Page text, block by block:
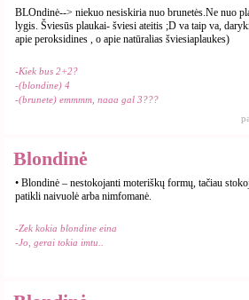
BLOndinė--> niekuo nesiskiria nuo brunetės.Ne nuo
lygis. Šviesūs plaukai- šviesi ateitis ;D va taip va,
apie peroksidines , o apie natūralias šviesiaplaukes)
-Kiek bus 2+2?
-(blondine) 4
-(brunete) emmmm, naaa gal 3???
Blondinė
• Blondinė – nestokojanti moteriškų formų, tačiau
patikli naivuolė arba nimfomanė.
-Zek kokia blondine eina
-Jo, gerai tokia imtu..